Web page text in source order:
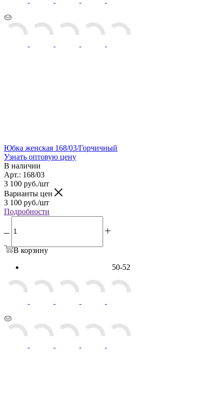
Юбка женская 168/03/Горчичный
Узнать оптовую цену
В наличии
Арт.: 168/03
3 100 руб./шт
Варианты цен
3 100 руб./шт
Подробности
В корзину
50-52